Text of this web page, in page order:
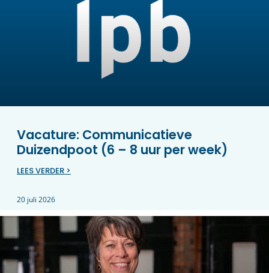
Vacature: Communicatieve
Duizendpoot (6 – 8 uur per week)
LEES VERDER >
20 juli 2026